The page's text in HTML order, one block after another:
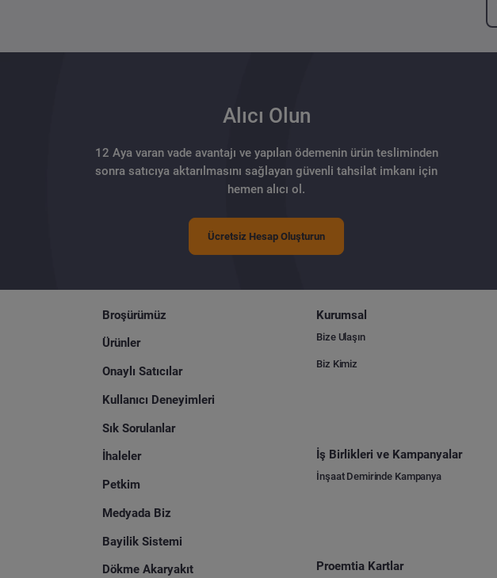
Alıcı Olun
12 Aya varan vade avantajı ve yapılan ödemenin ürün tesliminden
sonra satıcıya aktarılmasını sağlayan güvenli tahsilat imkanı için
hemen alıcı ol.
Ücretsiz Hesap Oluşturun
Broşürümüz
Ürünler
Onaylı Satıcılar
Kullanıcı Deneyimleri
Sık Sorulanlar
İhaleler
Petkim
Medyada Biz
Bayilik Sistemi
Dökme Akaryakıt
Kurumsal
Bize Ulaşın
Biz Kimiz
İş Birlikleri ve Kampanyalar
İnşaat Demirinde Kampanya
Proemtia Kartlar